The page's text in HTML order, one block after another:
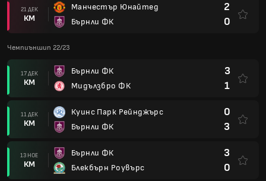
21 ДЕК
КМ
Манчестър Юнайтед
Бърнли ФК
2
0
Чемпиъншип 22/23
17 ДЕК
КМ
Бърнли ФК
Мидълзбро ФК
3
1
11 ДЕК
КМ
Куинс Парк Рейнджърс
Бърнли ФК
0
3
13 НОЕ
КМ
Бърнли ФК
Блекбърн Роувърс
3
0